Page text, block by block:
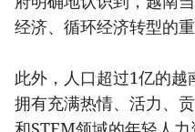
经济、循环经济转型的重
此外，人口超过1亿的越
拥有充满热情、活力、